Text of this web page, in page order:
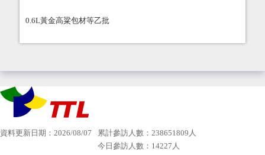
0.6L黃金高粱包材等乙批
資料更新日期：2026/08/07
累計參訪人數：238651809人
今日參訪人數：14227人